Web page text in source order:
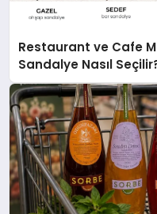
Restaurant ve Cafe
Sandalye Nasıl